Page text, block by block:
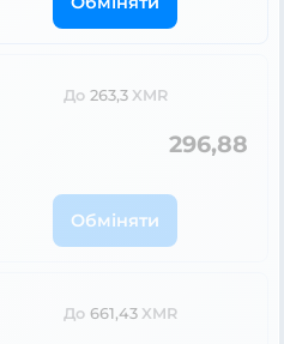
До 263,3 XMR
296,88
Обміняти
До 661,43 XMR